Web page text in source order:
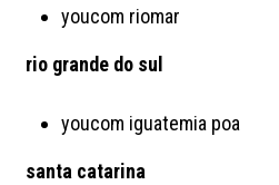
youcom riomar
rio grande do sul
youcom iguatemia poa
santa catarina